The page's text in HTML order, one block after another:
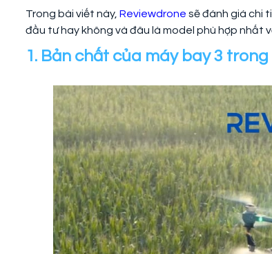
Trong bài viết này, Reviewdrone sẽ đánh giá chi
đầu tư hay không và đâu là model phù hợp nhất
1. Bản chất của máy bay 3